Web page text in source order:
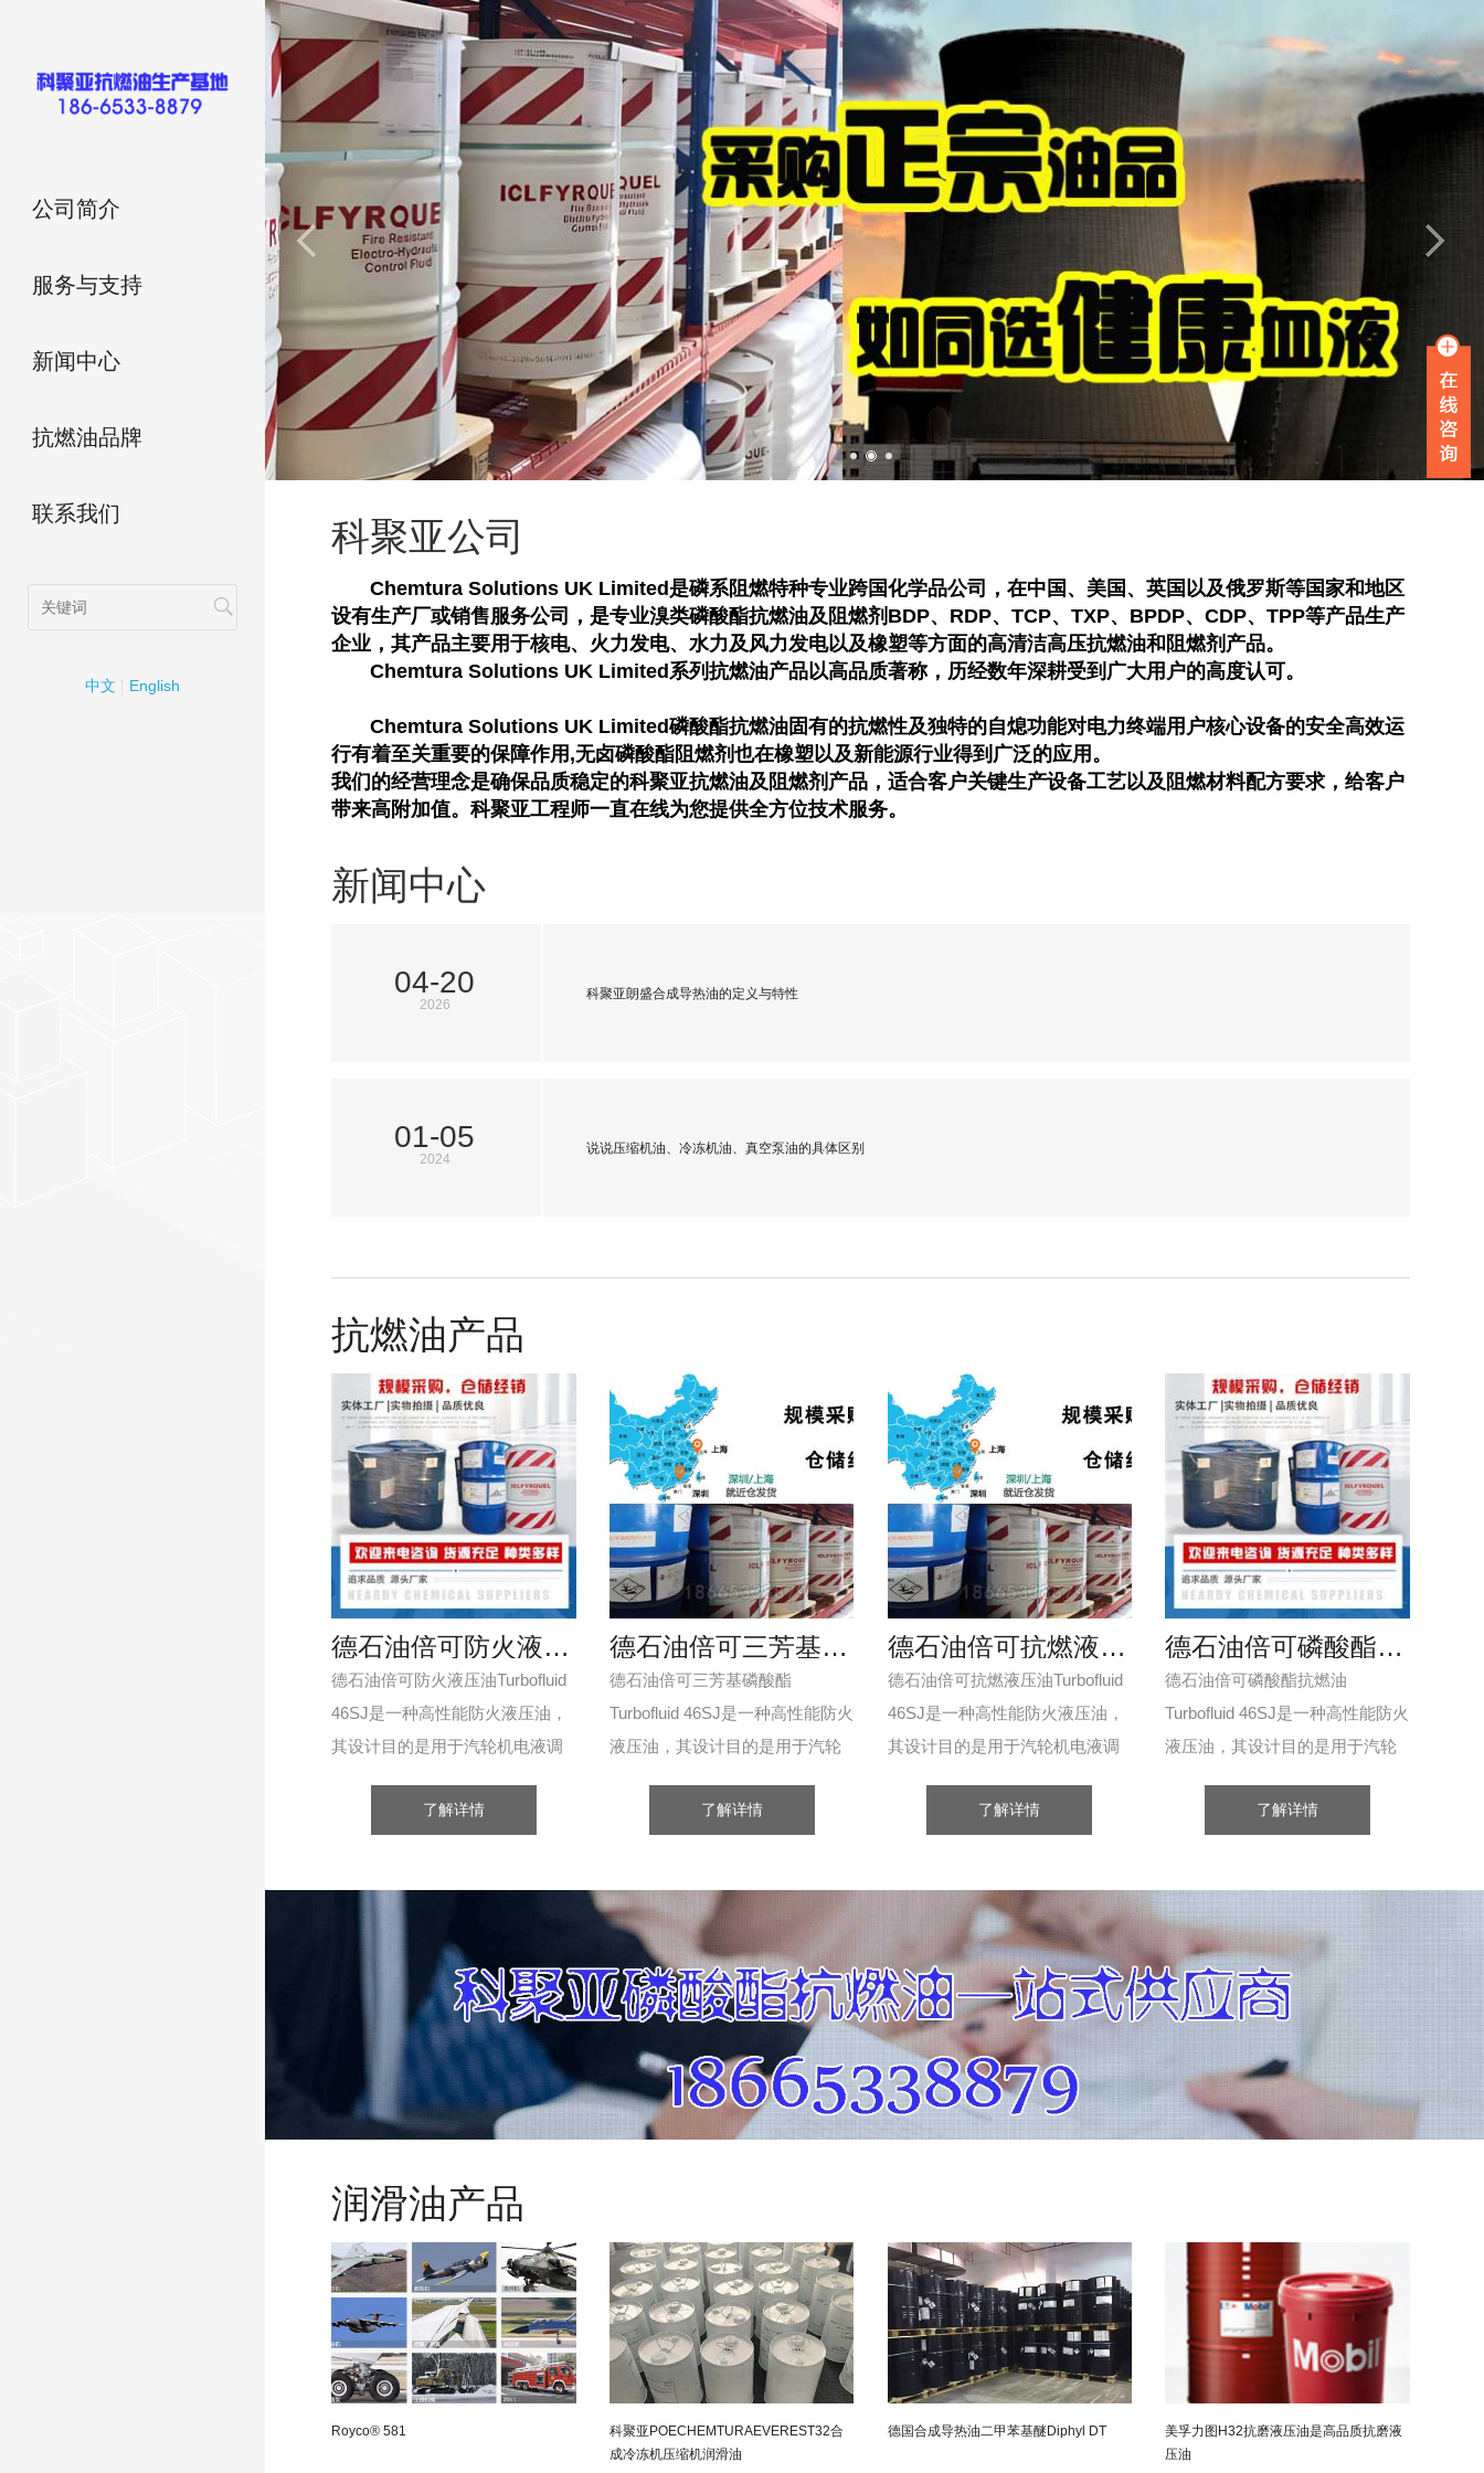
公司简介
服务与支持
新闻中心
抗燃油品牌
联系我们
中文 English
科聚亚公司
Chemtura Solutions UK Limited是磷系阻燃特种专业跨国化学品公司，在中国、美国、英国以及俄罗斯等国家和地区
设有生产厂或销售服务公司，是专业溴类磷酸酯抗燃油及阻燃剂BDP、RDP、TCP、TXP、BPDP、CDP、TPP等产品生产
企业，其产品主要用于核电、火力发电、水力及风力发电以及橡塑等方面的高清洁高压抗燃油和阻燃剂产品。
Chemtura Solutions UK Limited系列抗燃油产品以高品质著称，历经数年深耕受到广大用户的高度认可。
Chemtura Solutions UK Limited磷酸酯抗燃油固有的抗燃性及独特的自熄功能对电力终端用户核心设备的安全高效运
行有着至关重要的保障作用,无卤磷酸酯阻燃剂也在橡塑以及新能源行业得到广泛的应用。
我们的经营理念是确保品质稳定的科聚亚抗燃油及阻燃剂产品，适合客户关键生产设备工艺以及阻燃材料配方要求，给客户
带来高附加值。科聚亚工程师一直在线为您提供全方位技术服务。
新闻中心
04-20
2026
科聚亚朗盛合成导热油的定义与特性
01-05
2024
说说压缩机油、冷冻机油、真空泵油的具体区别
抗燃油产品
德石油倍可防火液压油Turbofluid 46SJ
德石油倍可防火液压油Turbofluid
46SJ是一种高性能防火液压油，
其设计目的是用于汽轮机电液调
伺服阀的各种系统。 德石油倍可
了解详情
德石油倍可三芳基磷酸酯Turbofluid 46SJ
德石油倍可三芳基磷酸酯
Turbofluid 46SJ是一种高性能防火
液压油，其设计目的是用于汽轮
于高精度伺服阀的各种系统...
了解详情
德石油倍可抗燃液压油Turbofluid 46SJ
德石油倍可抗燃液压油Turbofluid
46SJ是一种高性能防火液压油，
其设计目的是用于汽轮机电液调
伺服阀的各种系统。...
了解详情
德石油倍可磷酸酯抗燃油Turbofluid 46SJ
德石油倍可磷酸酯抗燃油
Turbofluid 46SJ是一种高性能防火
液压油，其设计目的是用于汽轮
于高精度伺服阀的各种系统。 德
了解详情
润滑油产品
Royco® 581
科聚亚POECHEMTURAEVEREST32合
成冷冻机压缩机润滑油
德国合成导热油二甲苯基醚Diphyl DT
美孚力图H32抗磨液压油是高品质抗磨液
压油